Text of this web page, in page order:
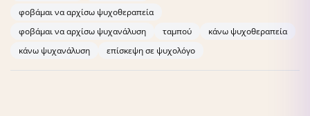
μου στο Project Parenting, ώστε να δείτε τόσο την
εκπαίδευση μου όσο και την επαγγελματική μου εμπειρία.
φοβάμαι να αρχίσω ψυχοθεραπεία
φοβάμαι να αρχίσω ψυχανάλυση
ταμπού
κάνω ψυχοθεραπεία
κάνω ψυχανάλυση
επίσκεψη σε ψυχολόγο